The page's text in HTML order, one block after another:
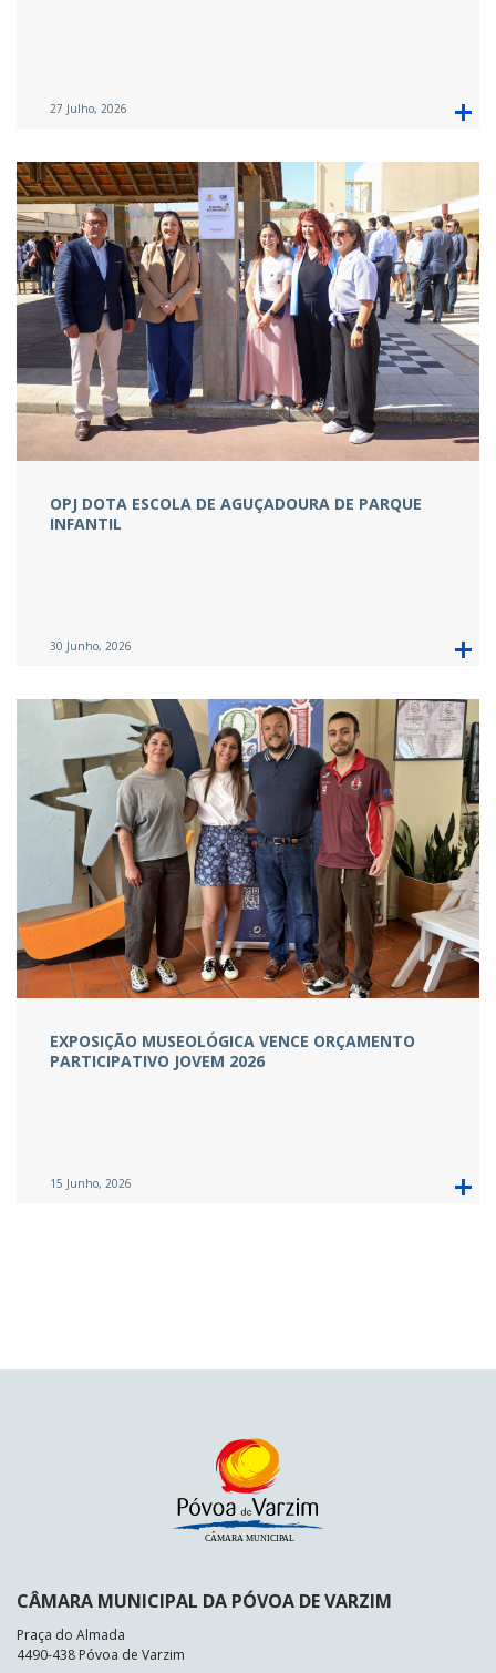
27 Julho, 2026
OPJ DOTA ESCOLA DE AGUÇADOURA DE PARQUE
INFANTIL
30 Junho, 2026
EXPOSIÇÃO MUSEOLÓGICA VENCE ORÇAMENTO
PARTICIPATIVO JOVEM 2026
15 Junho, 2026
CÂMARA MUNICIPAL DA PÓVOA DE VARZIM
Praça do Almada
4490-438 Póvoa de Varzim